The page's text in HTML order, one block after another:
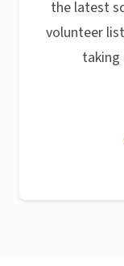
the latest
volunteer
taking